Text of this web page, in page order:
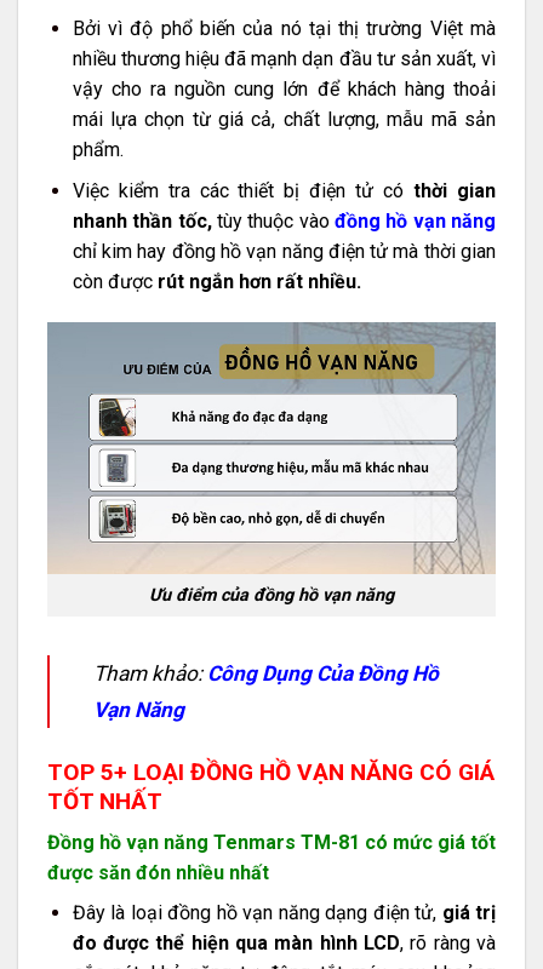
Bởi vì độ phổ biến của nó tại thị trường Việt mà
nhiều thương hiệu đã mạnh dạn đầu tư sản xuất, vì
vậy cho ra nguồn cung lớn để khách hàng thoải
mái lựa chọn từ giá cả, chất lượng, mẫu mã sản
phẩm.
Việc kiểm tra các thiết bị điện tử có thời gian
nhanh thần tốc,tùy thuộc vào đồng hồ vạn năng
chỉ kim hay đồng hồ vạn năng điện tử mà thời gian
còn đượcrút ngắn hơn rất nhiều.
Ưu điểm của đồng hồ vạn năng
Tham khảo: Công Dụng Của Đồng Hồ
Vạn Năng
TOP 5+ LOẠI ĐỒNG HỒ VẠN NĂNG CÓ GIÁ
TỐT NHẤT
Đồng hồ vạn năng Tenmars TM-81 có mức giá tốt
được săn đón nhiều nhất
Đây là loại đồng hồ vạn năng dạng điện tử, giá trị
đo được thể hiện qua màn hình LCD, rõ ràng và